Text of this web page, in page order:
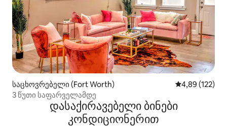
საცხოვრებელი (Fort Worth) საშუალო
4,89 (122)
3 წუთი საფარველამდე
დასაქირავებელი ბინები
კონდიციონერით